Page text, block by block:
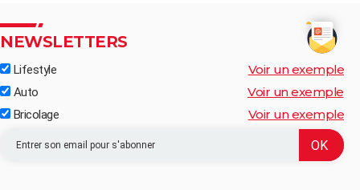
NEWSLETTERS
Lifestyle Voir un exemple
Auto Voir un exemple
Bricolage Voir un exemple